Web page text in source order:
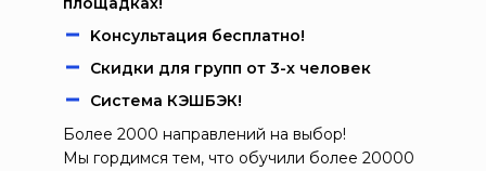
Kонcультация бecплaтно!
Скидки для групп от 3-х человек
Система КЭШБЭК!
Более 2000 направлений на выбор!
Мы гордимся тем, что обучили более 20000